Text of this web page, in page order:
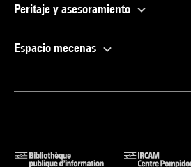
Peritaje y asesoramiento
Espacio mecenas